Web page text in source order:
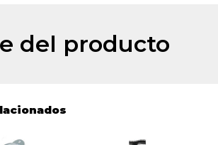
del producto